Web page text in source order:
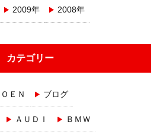
2009年 2008年
カテゴリー
ＥＮ ブログ
ＡＵＤＩ ＢＭＷ